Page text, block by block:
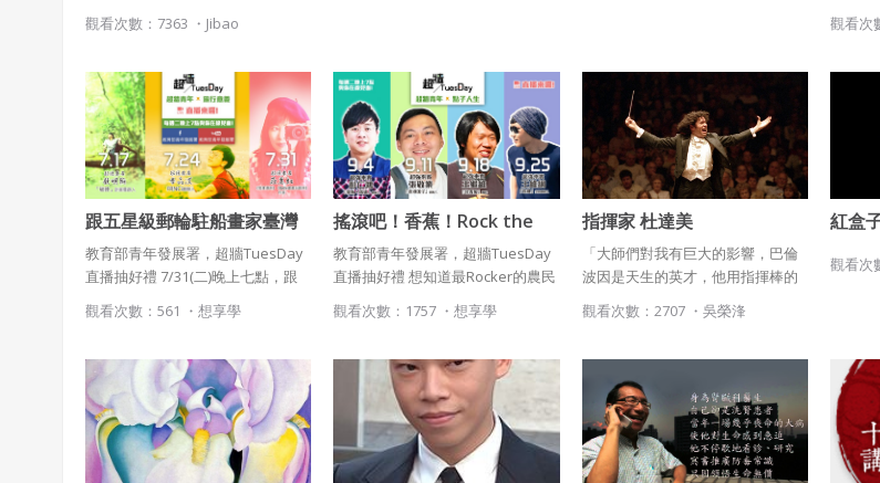
術顧問。從大學三年級個人接案開
始到出來創業， 12個年頭過去
位才能走的長遠，尤其在資訊產業
替代率高之下更需要這種思維。到
底改如何走才是對的呢？我們來聽
聽Paul 怎麼說。
觀看次數：7363 ・ Jibao
刻，這
強調了
最為
這個
強烈
觀看次
跟五星級郵輪駐船畫家臺灣
第一人莊蕙如，開啟「一支
畫筆闖天涯」的奇幻冒險
教育部青年發展署，超牆TuesDay
直播抽好禮 7/31(二)晚上七點，跟
五星級郵輪駐船畫家臺灣第一人莊
蕙如，開啟「一支畫筆闖天涯」的
觀看次數：561 ・ 想享學
搖滾吧！香蕉！Rock the
Future! 一起開啟點子人
生！
教育部青年發展署，超牆TuesDay
直播抽好禮 想知道最Rocker的農民
王繼維，如何組成「台青蕉樂團」
用音樂「搖滾吧！香蕉」，唱出年
蕉的記憶嗎?請鎖定週二晚上7點超
牆TuesDay
觀看次數：1757 ・想享學
指揮家 杜達美
「大師們對我有巨大的影響，巴倫
波因是天生的英才，他用指揮棒的
方式非常明確，把舊式技巧發揮地
淋漓盡致。阿巴多的手真是不可思
體和臉孔，就是有一種神奇的表達
能力。」 杜達美認為，這些大音樂
家的共通點除了謙虛，還有對音樂
心存極大的敬意
觀看次數：2707 ・ 吳榮浲
紅盒
觀看次
還沒有註冊帳號嗎？點擊
已閱讀使用條款和隱私政策
已經有註冊帳號了嗎？點擊 立刻登入
授權內容：係指吉寶系統有限公司（吉寶系統公司）
衍生著作：係指就授權內容改作之創作。
二、會員規範
會員同意遵守本系統之會員規範、著作權條款及隱私
違反前項約定者，本系統得終止會員資格。
三、著作權授權
會員得於本系統內使用授權內容，除經著作權人有標示
授權或其他授權者，會員不得重製、轉載、散布或類
本系統防盜拷措施或類似措施，會員不得予以破解、
方法規避。
會員使用本系統之費用，由吉寶系統公司定之並按月
統公司得不定期公告與調整費用。
我同意上述會員條款
同意上述條款，確定註冊